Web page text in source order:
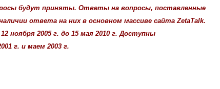
будут приняты. Ответы на вопросы, поставленные
ответа на них в основном массиве сайта ZetaTalk.
ноября 2005 г. до 15 мая 2010 г. Доступны
г. и маем 2003 г.